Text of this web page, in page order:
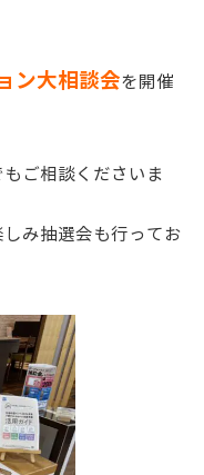
ン大相談会を開催
ご相談くださいま
み抽選会も行ってお